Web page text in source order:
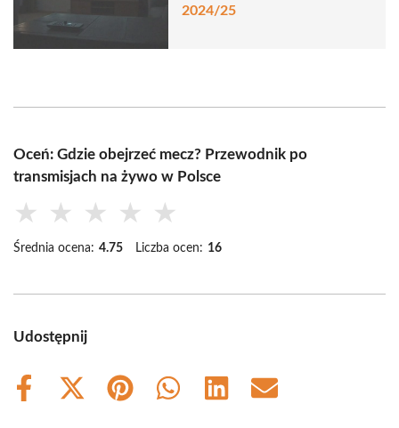
2024/25
Oceń: Gdzie obejrzeć mecz? Przewodnik po
transmisjach na żywo w Polsce
★ ★ ★ ★ ★
Średnia ocena: 4.75 Liczba ocen: 16
Udostępnij
Share
Share
Share
Share
Share
Share